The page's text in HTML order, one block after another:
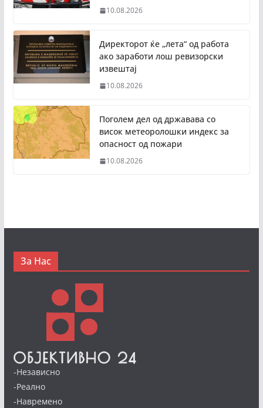
10.08.2026
Директорот ќе „лета“ од работа
ако заработи лош ревизорски
извештај
10.08.2026
Поголем дел од државава со
висок метеоролошки индекс за
опасност од пожари
10.08.2026
За Нас
-Независно
-Реално
-Навремено